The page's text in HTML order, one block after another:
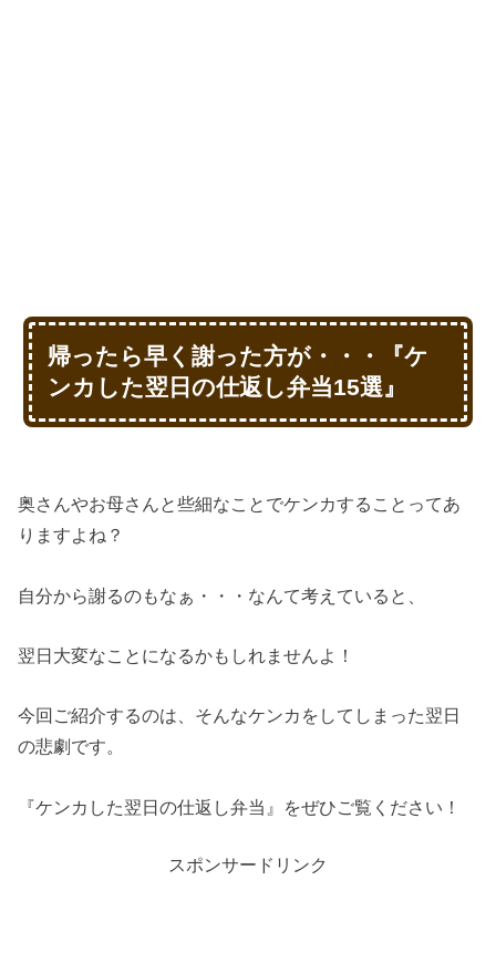
帰ったら早く謝った方が・・・『ケ
ンカした翌日の仕返し弁当15選』
奥さんやお母さんと些細なことでケンカすることってあ
りますよね？
自分から謝るのもなぁ・・・なんて考えていると、
翌日大変なことになるかもしれませんよ！
今回ご紹介するのは、そんなケンカをしてしまった翌日
の悲劇です。
『ケンカした翌日の仕返し弁当』をぜひご覧ください！
スポンサードリンク